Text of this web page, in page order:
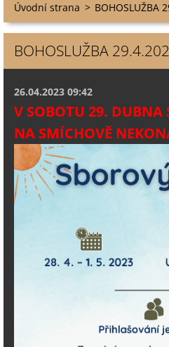
Úvodní strana > BOHOSLUŽBA
BOHOSLUŽBA
26.04.2023 09:42
V SOBOTU 29. DUBNA
NA SMÍCHOVĚ